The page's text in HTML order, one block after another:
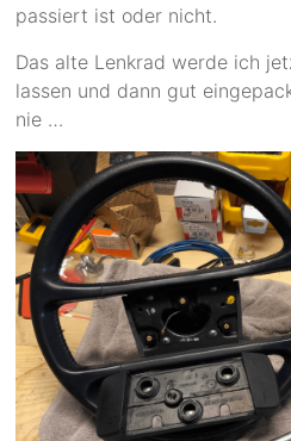
passiert ist oder nicht.
Das alte Lenkrad werde ich
lassen und dann gut
nie …